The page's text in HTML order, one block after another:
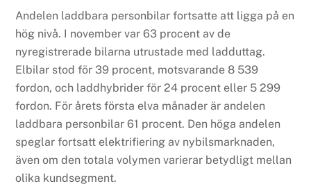
Andelen laddbara personbilar fortsatte att ligga på en
hög nivå. I november var 63 procent av de
nyregistrerade bilarna utrustade med ladduttag.
Elbilar stod för 39 procent, motsvarande 8 539
fordon, och laddhybrider för 24 procent eller 5 299
fordon. För årets första elva månader är andelen
laddbara personbilar 61 procent. Den höga andelen
speglar fortsatt elektrifiering av nybilsmarknaden,
även om den totala volymen varierar betydligt mellan
olika kundsegment.